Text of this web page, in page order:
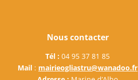
Nous contacter
Tél : 04 95 37 81 85
Mail : mairieogliastru@wanadoo.fr